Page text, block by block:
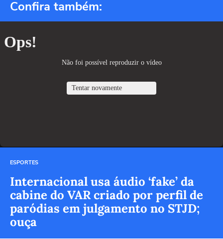
Confira também:
ESPORTES
Internacional usa áudio ‘fake’ da
cabine do VAR criado por perfil de
paródias em julgamento no STJD;
ouça